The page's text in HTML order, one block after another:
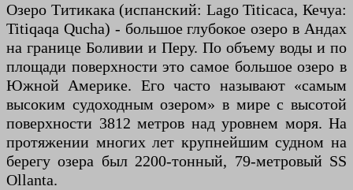
Озеро Титикака (испанский: Lago Titicaca, Кечуа:
Titiqaqa Qucha) - большое глубокое озеро в Андах
на границе Боливии и Перу. По объему воды и по
площади поверхности это самое большое озеро в
Южной Америке. Его часто называют «самым
высоким судоходным озером» в мире с высотой
поверхности 3812 метров над уровнем моря. На
протяжении многих лет крупнейшим судном на
берегу озера был 2200-тонный, 79-метровый SS
Ollanta.